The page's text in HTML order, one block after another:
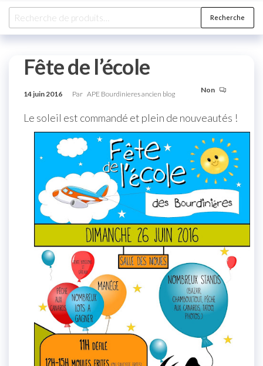
Recherche
pour :
Recherche
Fête de l’école
14 juin 2016 Par APE Bourdinieres ancien blog Non
Le soleil est commandé et plein de nouveautés !